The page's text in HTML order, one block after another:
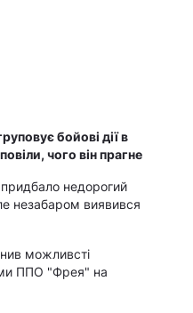
бойові дії в
чого він прагне
недорогий
незабаром виявився
можливсті
ППО "Фрея" на